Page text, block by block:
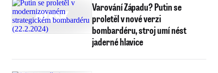
Varování Západu? Putin se
proletěl v nové verzi
bombardéru, stroj umí nést
jaderné hlavice